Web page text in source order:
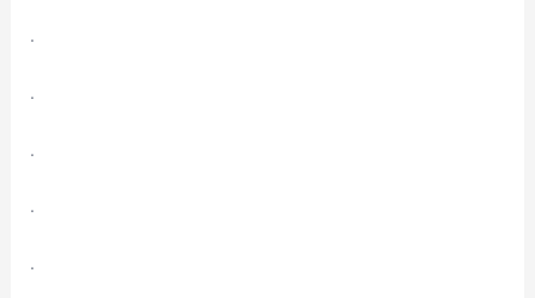
.
.
.
.
.